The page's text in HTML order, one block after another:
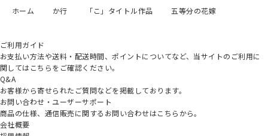
ホーム か行 「こ」タイトル作品 五等分の花嫁
ご利用ガイド
お支払い方法や送料・配送時間、ポイントについてなど、当サイトのご利用に
関してはこちらをご確認ください。
Q&A
お客様から寄せられたご質問などを掲載しております。
お問い合わせ・ユーザーサポート
商品の仕様、通信販売に関するお問い合わせはこちらから。
会社概要